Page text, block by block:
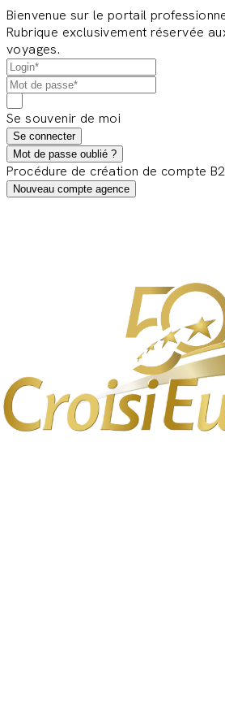
Bienvenue sur le portail
Rubrique exclusivement réservée
voyages.
Se souvenir de moi
Se connecter
Mot de passe oublié ?
Procédure de création de compte
Nouveau compte agence